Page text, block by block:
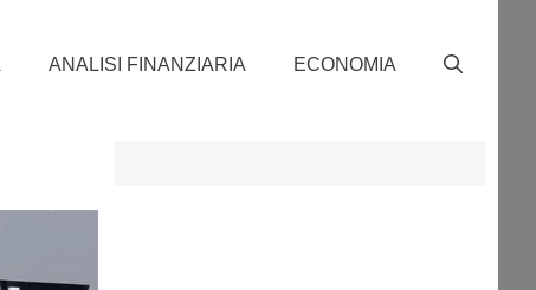
ANALISI FINANZIARIA ECONOMIA